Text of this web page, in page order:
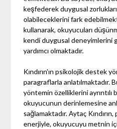
keşfederek duygusal
olabileceklerini fark
kullanarak, okuyucuları
kendi duygusal deneyimlerini
yardımcı olmaktadır.
Kındırın'ın psikolojik destek
paragraflarla anlatılmaktadır.
yöntemin özelliklerini ayrıntılı
okuyucunun derinlemesine
sağlamaktadır. Aytaç
enerjiyle, okuyucuyu metnin